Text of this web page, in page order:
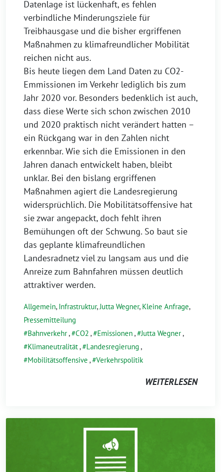
Datenlage ist lückenhaft, es fehlen
verbindliche Minderungsziele für
Treibhausgase und die bisher ergriffenen
Maßnahmen zu klimafreundlicher Mobilität
reichen nicht aus.
Bis heute liegen dem Land Daten zu CO2-
Emmissionen im Verkehr lediglich bis zum
Jahr 2020 vor. Besonders bedenklich ist auch,
dass diese Werte sich schon zwischen 2010
und 2020 praktisch nicht verändert hatten –
ein Rückgang war in den Zahlen nicht
erkennbar. Wie sich die Emissionen in den
Jahren danach entwickelt haben, bleibt
unklar. Bei den bislang ergriffenen
Maßnahmen agiert die Landesregierung
widersprüchlich. Die Mobilitätsoffensive hat
sie zwar angepackt, doch fehlt ihren
Bemühungen oft der Schwung. So baut sie
das geplante klimafreundlichen
Landesradnetz viel zu langsam aus und die
Anreize zum Bahnfahren müssen deutlich
attraktiver werden.
Allgemein, Infrastruktur,Jutta Wegner, Kleine Anfrage,
Pressemitteilung
Bahnverkehr, CO2 , Emissionen, Jutta Wegner,
Klimaneutralität, Landesregierung ,
Mobilitätsoffensive , Verkehrspolitik
WEITERLESEN